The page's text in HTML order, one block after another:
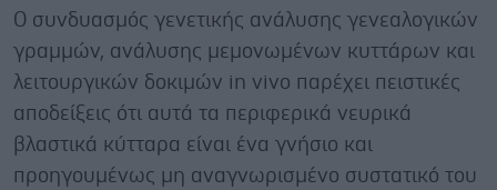
Ο συνδυασμός γενετικής ανάλυσης γενεαλογικών
γραμμών, ανάλυσης μεμονωμένων κυττάρων και
λειτουργικών δοκιμών in vivo παρέχει πειστικές
αποδείξεις ότι αυτά τα περιφερικά νευρικά
βλαστικά κύτταρα είναι ένα γνήσιο και
προηγουμένως μη αναγνωρισμένο συστατικό του